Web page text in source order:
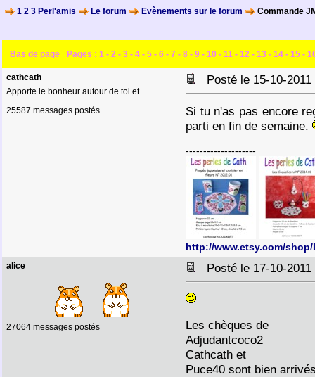
1 2 3 Perl'amis Le forum Evènements sur le forum Commande
Bas de page Pages : 1 - 2 - 3 - 4 - 5 - 6 - 7 - 8 - 9 - 10 - 11 - 12 - 13 - 14 - 15 -
cathcath
Apporte le bonheur autour de toi et
25587 messages postés
Posté le 15-10-
Si tu n'as pas encore
parti en fin de semaine.
--------------------
http://www.etsy.com/
alice
27064 messages postés
Posté le 17-10-
Les chèques de
Adjudantcoco2
Cathcath et
Puce40 sont bien